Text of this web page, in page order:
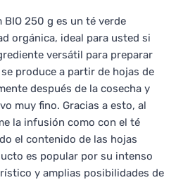
BIO 250 g es un té verde
orgánica, ideal para usted si
versátil para preparar
produce a partir de hojas de
después de la cosecha y
muy fino. Gracias a esto, al
la infusión como con el té
el contenido de las hojas
es popular por su intenso
y amplias posibilidades de